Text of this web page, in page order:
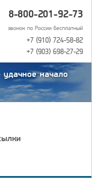
8-800-201-92-73
звонок по России бесплатный
+7 (910) 724-58-82
+7 (903) 698-27-29
начало